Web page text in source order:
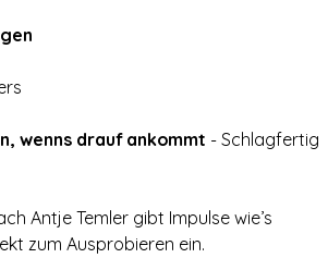
wenns drauf ankommt - Schlagfertig
Antje Temler gibt Impulse wie’s
zum Ausprobieren ein.